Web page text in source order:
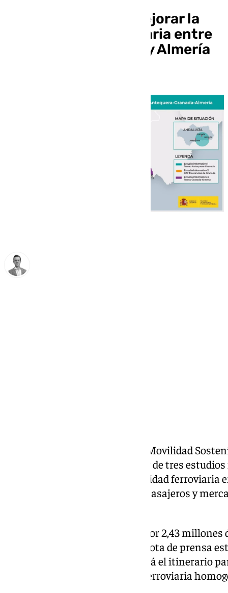
informativos para mejorar la
conectividad ferroviaria entre
Antequera, Granada y Almería
El Ministerio de Transportes y Movilidad
un estudio de viabilidad global y de tres
respuesta integral a la conectividad ferroviaria
Almería y mejorar el tráfico de pasajeros y
El contrato se ha formalizado por 2,43
detallado Transportes en una nota de prensa
estudios con los que se analizará el itinerario
tramo, desplegando una línea ferroviaria